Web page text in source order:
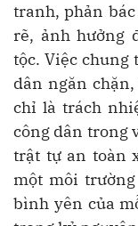
tranh, phản
rẽ, ảnh hưởng
tộc. Việc chung
dân ngăn
chỉ là trách
công dân trong
trật tự an toàn
một môi
bình yên của